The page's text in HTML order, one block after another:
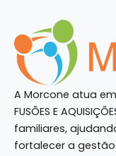
A Morcone atua
FUSÕES E
familiares,
fortalecer a